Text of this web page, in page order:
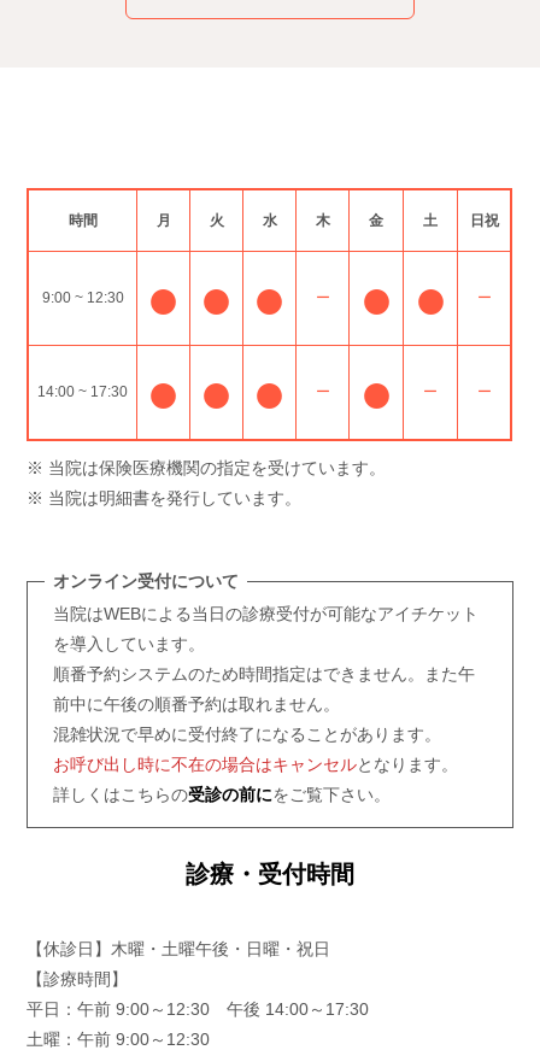
診療・受付時間
【休診日】木曜・土曜午後・日曜・祝日
【診療時間】
平日：午前 9:00～12:30
午後 14:00～17:30
土曜：午前 9:00～12:30
時間 月 火 水 木 金 土 日祝
9:00 ~ 12:30 ● ● ● ー ● ● ー
14:00 ~ 17:30 ● ● ● ー ● ー ー
※ 当院は保険医療機関の指定を受けています。
※ 当院は明細書を発行しています。
オンライン受付について
当院はWEBによる当日の診療受付が可能なアイチケット
を導入しています。
順番予約システムのため時間指定はできません。また午
前中に午後の順番予約は取れません。
混雑状況で早めに受付終了になることがあります。
お呼び出し時に不在の場合はキャンセルとなります。
詳しくはこちらの受診の前にをご覧下さい。